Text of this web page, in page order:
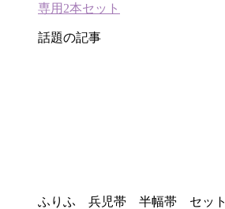
専用2本セット
話題の記事
ふりふ 兵児帯 半幅帯 セット